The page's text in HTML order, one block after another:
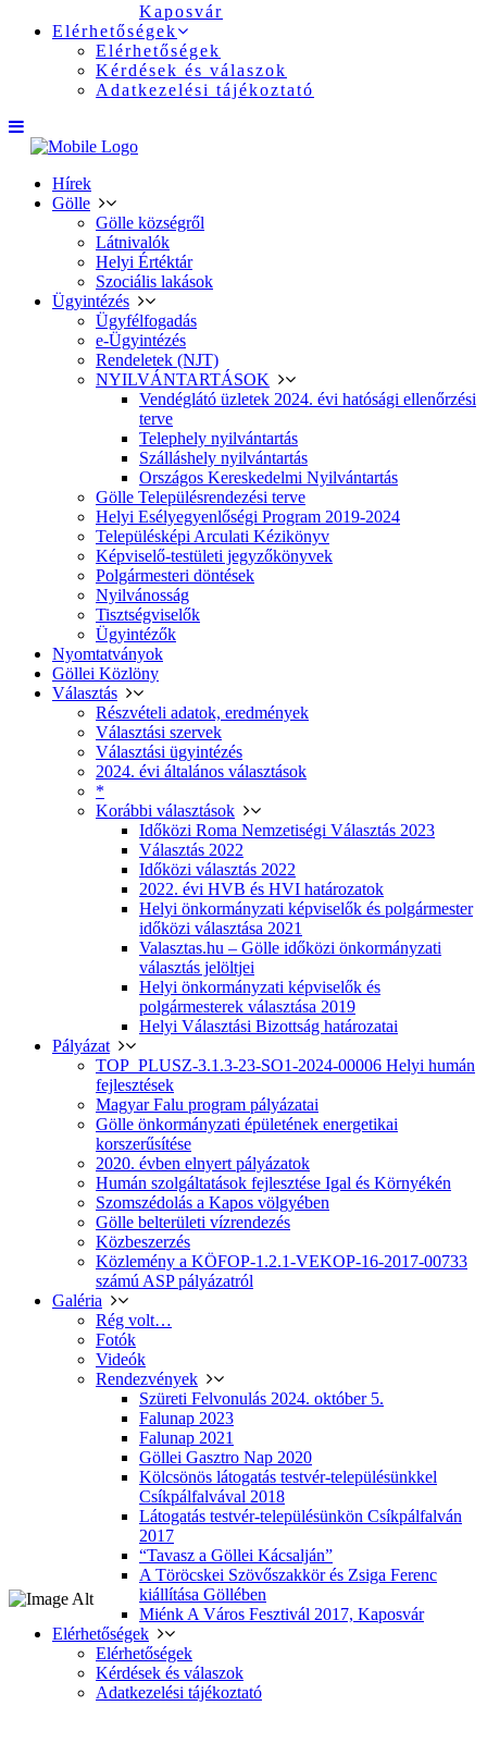
Kaposvár
Elérhetőségek
Elérhetőségek
Kérdések és válaszok
Adatkezelési tájékoztató
Hírek
Gölle
Gölle községről
Látnivalók
Helyi Értéktár
Szociális lakások
Ügyintézés
Ügyfélfogadás
e-Ügyintézés
Rendeletek (NJT)
NYILVÁNTARTÁSOK
Vendéglátó üzletek 2024. évi hatósági ellenőrzési
terve
Telephely nyilvántartás
Szálláshely nyilvántartás
Országos Kereskedelmi Nyilvántartás
Gölle Településrendezési terve
Helyi Esélyegyenlőségi Program 2019-2024
Településképi Arculati Kézikönyv
Képviselő-testületi jegyzőkönyvek
Polgármesteri döntések
Nyilvánosság
Tisztségviselők
Ügyintézők
Nyomtatványok
Göllei Közlöny
Választás
Részvételi adatok, eredmények
Választási szervek
Választási ügyintézés
2024. évi általános választások
*
Korábbi választások
Időközi Roma Nemzetiségi Választás 2023
Választás 2022
Időközi választás 2022
2022. évi HVB és HVI határozatok
Helyi önkormányzati képviselők és polgármester
időközi választása 2021
Valasztas.hu – Gölle időközi önkormányzati
választás jelöltjei
Helyi önkormányzati képviselők és
polgármesterek választása 2019
Helyi Választási Bizottság határozatai
Pályázat
TOP_PLUSZ-3.1.3-23-SO1-2024-00006 Helyi humán
fejlesztések
Magyar Falu program pályázatai
Gölle önkormányzati épületének energetikai
korszerűsítése
2020. évben elnyert pályázatok
Humán szolgáltatások fejlesztése Igal és Környékén
Szomszédolás a Kapos völgyében
Gölle belterületi vízrendezés
Közbeszerzés
Közlemény a KÖFOP-1.2.1-VEKOP-16-2017-00733
számú ASP pályázatról
Galéria
Rég volt…
Fotók
Videók
Rendezvények
Szüreti Felvonulás 2024. október 5.
Falunap 2023
Falunap 2021
Göllei Gasztro Nap 2020
Kölcsönös látogatás testvér-településünkkel
Csíkpálfalvával 2018
Látogatás testvér-településünkön Csíkpálfalván
2017
“Tavasz a Göllei Kácsalján”
A Töröcskei Szövőszakkör és Zsiga Ferenc
kiállítása Göllében
Miénk A Város Fesztivál 2017, Kaposvár
Elérhetőségek
Elérhetőségek
Kérdések és válaszok
Adatkezelési tájékoztató